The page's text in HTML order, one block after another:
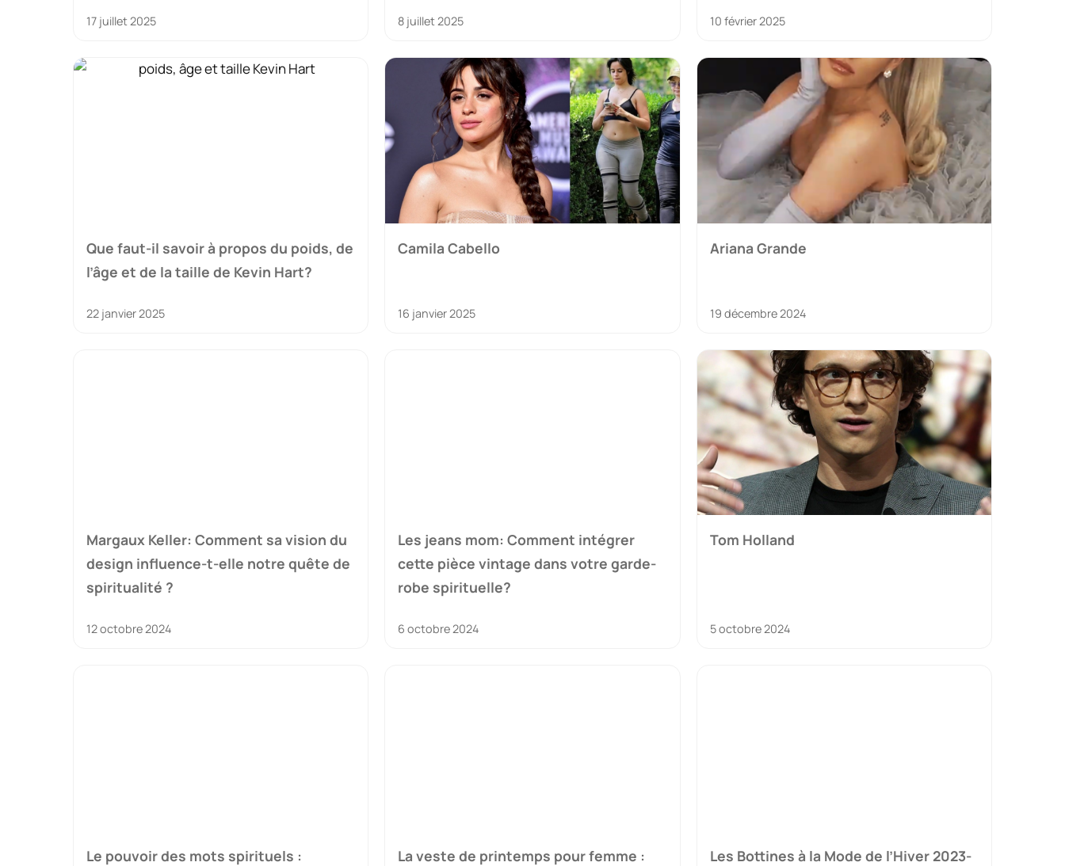
17 juillet 2025 8 juillet 2025 10 février 2025
Que faut-il savoir à propos du poids, de
l’âge et de la taille de Kevin Hart?
22 janvier 2025
Camila Cabello
16 janvier 2025
Ariana Grande
19 décembre 2024
Margaux Keller: Comment sa vision du
design influence-t-elle notre quête de
spiritualité ?
12 octobre 2024
Les jeans mom: Comment intégrer
cette pièce vintage dans votre garde-
robe spirituelle?
6 octobre 2024
Tom Holland
5 octobre 2024
Le pouvoir des mots spirituels : La veste de printemps pour femme : Les Bottines à la Mode de l’Hiver 2023-